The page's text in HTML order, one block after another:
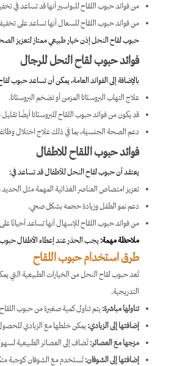
من فوائد حبوب اللقاح للبواسير أنها قد تساعد في
من فوائد حبوب اللقاح للسعال أنها تساعد على
حبوب لقاح النحل إذن خيار طبيعي ممتاز لتعزيز
فوائد حبوب لقاح النحل للرجال
بالإضافة إلى الفوائد العامة، يمكن أن تساعد حبوب
علاج التهاب البروستاتا المزمن أو تضخم البروستاتا.
قد يكون منفوائد حبوب اللقاح للبروستاتا​ أيضًاتقليل
دعم الصحة الجنسية، بما في ذلك علاج اختلال
فوائد حبوب اللقاح للاطفال​
يعتقد أن حبوب لقاح النحل للأطفال قد تساعد في:
تعزيز امتصاص العناصر الغذائية المهمة مثل الحديد
دعم نمو الطفل وزيادة حجمه بشكل صحي.
من فوائد حبوب اللقاح للإسهال أنها تساعد
ملاحظة مهمة:يجب الحذر عند إعطاء الأطفال
طرق استخدام حبوب اللقاح
تُعد حبوب لقاح النحل من الخيارات الطبيعية التي
التدريجية.
تناولها مباشرة:يتم تناول كمية صغيرة من حبوب
إضافتها إلى الزبادي:يمكن خلطها مع الزبادي
مزجها مع العصائر:تُضاف إلى العصائر الطبيعية
إضافتها إلى الشوفان:تُستخدم مع الشوفان كوجبة